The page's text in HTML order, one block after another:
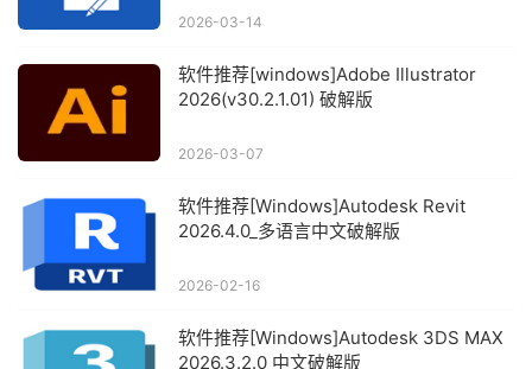
2026-03-14
软件推荐[windows]Adobe Illustrator
2026(v30.2.1.01) 破解版
2026-03-07
软件推荐[Windows]Autodesk Revit
2026.4.0_多语言中文破解版
2026-02-16
软件推荐[Windows]Autodesk 3DS MAX
2026.3.2.0 中文破解版